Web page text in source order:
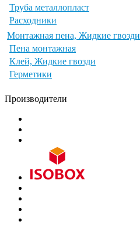
Труба металлопласт
Расходники
Монтажная пена, Жидкие гвозди
Пена монтажная
Клей, Жидкие гвозди
Герметики
Производители